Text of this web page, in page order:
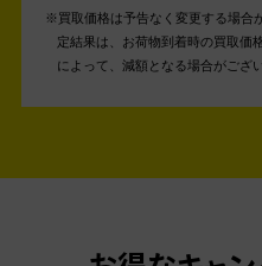
買取価格は予告なく変更する場合
定結果は、お荷物到着時の買取価
によって、減額となる場合がござ